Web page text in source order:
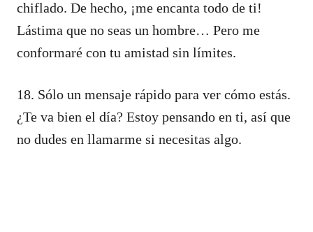
chiflado. De hecho, ¡me encanta todo de ti!
Lástima que no seas un hombre… Pero me
conformaré con tu amistad sin límites.
18. Sólo un mensaje rápido para ver cómo estás.
¿Te va bien el día? Estoy pensando en ti, así que
no dudes en llamarme si necesitas algo.